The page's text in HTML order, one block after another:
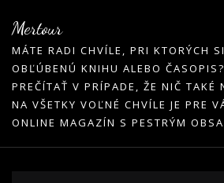
to
content
Mertour
MÁTE RADI CHVÍLE, PRI KTORÝCH
OBĽÚBENÚ KNIHU ALEBO
PREČÍTAŤ V PRÍPADE, ŽE NIČ TAKÉ
NA VŠETKY VOĽNÉ CHVÍLE JE PRE
ONLINE MAGAZÍN S PESTRÝM